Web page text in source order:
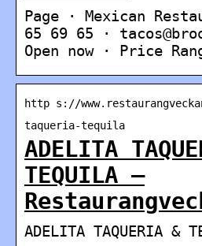
Page · Mexican
65 69 65 ·
Open now · Price
http s://
taqueria-tequila
ADELITA
TEQUILA –
ADELITA TAQUERIA &